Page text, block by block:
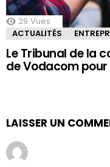
29 Vues
ACTUALITÉS
Le Tribunal de la
de Vodacom pour
LAISSER UN